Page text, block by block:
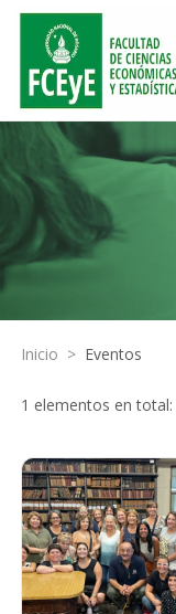
Inicio > Eventos
1 elementos en total: